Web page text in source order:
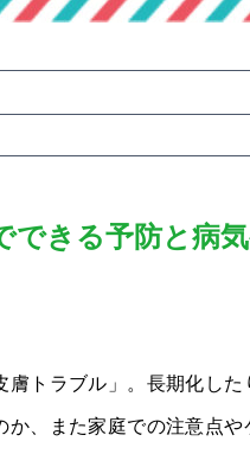
きる予防と病
トラブル」。長期化し
、また家庭での注意点や